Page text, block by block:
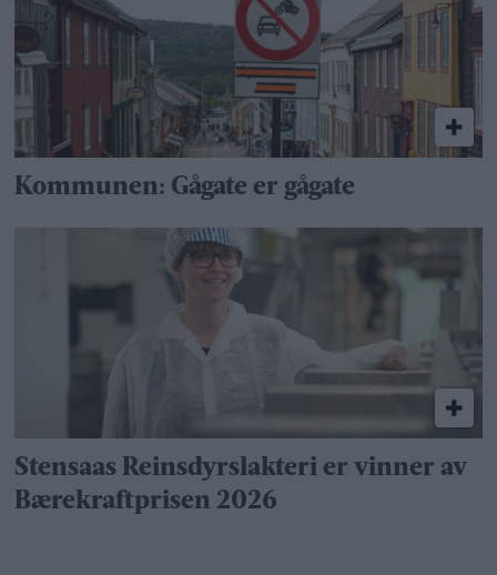
Kommunen: Gågate er gågate
Stensaas Reinsdyrslakteri er vinner av
Bærekraftprisen 2026